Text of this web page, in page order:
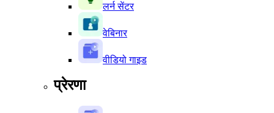
लर्न सेंटर
वेबिनार
वीडियो गाइड
प्रेरणा